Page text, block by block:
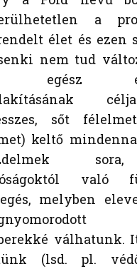
a
élet és ezen
nem tud
egész
sőt
keltő
való
melyben
válhatunk.
(lsd. pl.